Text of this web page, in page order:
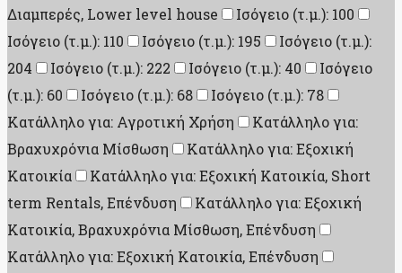
Διαμπερές, Lower level house
Ισόγειο (τ.μ.): 100
Ισόγειο (τ.μ.): 110
Ισόγειο (τ.μ.): 195
Ισόγειο (τ.μ.):
204
Ισόγειο (τ.μ.): 222 Ισόγειο (τ.μ.): 40
Ισόγειο
(τ.μ.): 60
Ισόγειο (τ.μ.): 68
Ισόγειο (τ.μ.): 78
Κατάλληλο για: Αγροτική Χρήση
Κατάλληλο για:
Βραχυχρόνια Μίσθωση
Κατάλληλο για: Εξοχική
Κατοικία
Κατάλληλο για: Εξοχική Κατοικία, Short
term Rentals, Επένδυση
Κατάλληλο για: Εξοχική
Κατοικία, Βραχυχρόνια Μίσθωση, Επένδυση
Κατάλληλο για: Εξοχική Κατοικία, Επένδυση